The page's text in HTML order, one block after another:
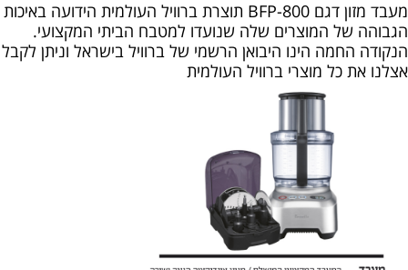
מעבד מזון דגם BFP-800 תוצרת ברוויל העולמית הידועה באיכות
הגבוהה של המוצרים שלה שנועדו למטבח הביתי המקצועי.
הנקודה החמה הינו היבואן הרשמי של ברוויל בישראל וניתן לקבל
אצלנו את כל מוצרי ברוויל העולמית